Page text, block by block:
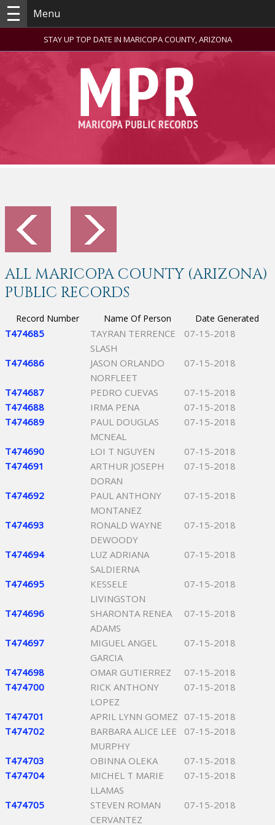
Menu
STAY UP TOP DATE IN MARICOPA COUNTY, ARIZONA
ALL MARICOPA COUNTY (ARIZONA)
PUBLIC RECORDS
Record Number Name Of Person Date Generated
T474685
TAYRAN TERRENCE
SLASH
07-15-2018
T474686
JASON ORLANDO
NORFLEET
07-15-2018
T474687 PEDRO CUEVAS
07-15-2018
T474688
IRMA PENA
07-15-2018
T474689
PAUL DOUGLAS
MCNEAL
07-15-2018
T474690 LOI T NGUYEN
07-15-2018
T474691
ARTHUR JOSEPH
DORAN
07-15-2018
T474692
PAUL ANTHONY
MONTANEZ
07-15-2018
T474693
RONALD WAYNE
DEWOODY
07-15-2018
T474694
LUZ ADRIANA
SALDIERNA
07-15-2018
T474695
KESSELE
LIVINGSTON
07-15-2018
T474696
SHARONTA RENEA
ADAMS
07-15-2018
T474697
MIGUEL ANGEL
GARCIA
07-15-2018
T474698 OMAR GUTIERREZ
07-15-2018
T474700
RICK ANTHONY
LOPEZ
07-15-2018
T474701 APRIL LYNN GOMEZ 07-15-2018
T474702
BARBARA ALICE LEE
MURPHY
07-15-2018
T474703 OBINNA OLEKA
07-15-2018
T474704
MICHEL T MARIE
LLAMAS
07-15-2018
T474705
STEVEN ROMAN
CERVANTEZ
07-15-2018